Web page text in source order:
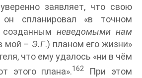
заявляет, что свою
он спланировал «в точном
созданным неведомыми нам
мой – Э.Г.) планом его жизни»
что ему удалось «ни в чём
этого плана».162 При этом